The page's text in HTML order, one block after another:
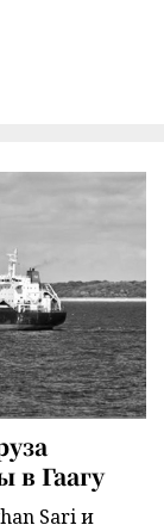
в Гаагу
Sari и